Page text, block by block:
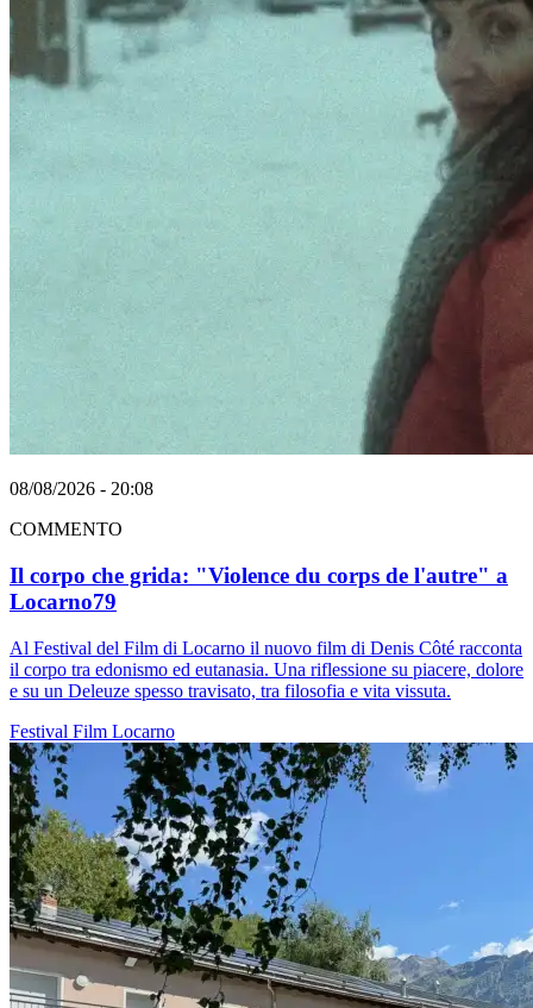
08/08/2026 - 20:08
COMMENTO
Il corpo che grida: "Violence du corps de l'autre" a
Locarno79
Al Festival del Film di Locarno il nuovo film di Denis Côté racconta
il corpo tra edonismo ed eutanasia. Una riflessione su piacere, dolore
e su un Deleuze spesso travisato, tra filosofia e vita vissuta.
Festival Film Locarno